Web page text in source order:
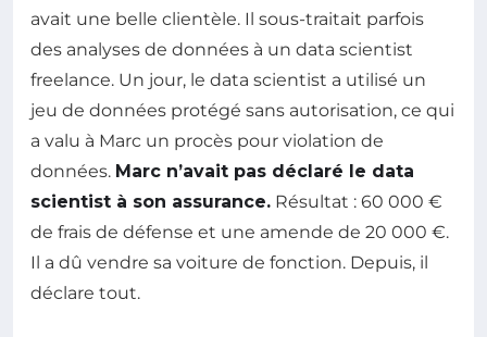
avait une belle clientèle. Il sous-traitait parfois
des analyses de données à un data scientist
freelance. Un jour, le data scientist a utilisé un
jeu de données protégé sans autorisation, ce qui
a valu à Marc un procès pour violation de
données. Marc n’avait pas déclaré le data
scientist à son assurance. Résultat : 60 000 €
de frais de défense et une amende de 20 000 €.
Il a dû vendre sa voiture de fonction. Depuis, il
déclare tout.